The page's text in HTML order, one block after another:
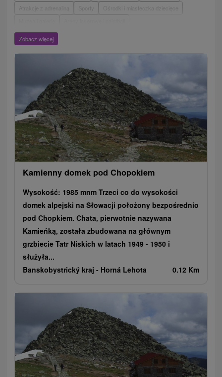
Atrakcje z adrenaliną
Wieże obserwacyjne i chodniki
Escaperoom
Loty widokowe i rejsy wycieczkowe
Jeziora, jeziora, zbiorniki wodne
Zabytki techniki
Pomniki
Wodospady
Kościoły drewniane Źródła Teatry
Jazda konna
Túry a turistické chodníky
Zamki Chaty górskie
Miejsca sakralne
Rafting, rafting, rafting
Obiekty architektoniczne
Ośrodek narciarski
Pola golfowe
Tory gokartowe
Amfiteatry i kina w przyrodzie
Szlaki winne
Cyklotrasy
Zobacz więcej
Kamienny domek pod Chopokiem
Wysokość: 1985 mnm Trzeci co do wysokości
domek alpejski na Słowacji położony bezpośrednio
pod Chopkiem. Chata, pierwotnie nazywana
Kamieńką, została zbudowana na głównym
grzbiecie Tatr Niskich w latach 1949 - 1950 i
służyła...
Banskobystrický kraj - Horná Lehota 0.12 Km